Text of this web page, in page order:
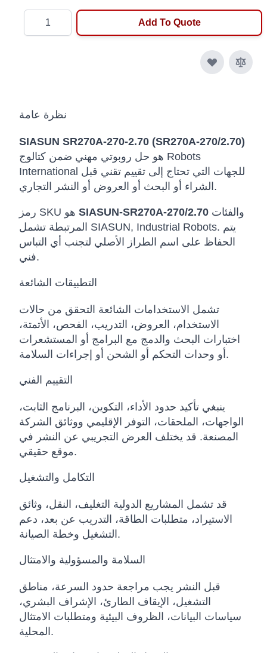
Add To Quote
نظرة عامة
SIASUN SR270A-270-2.70 (SR270A-270/2.70)
هو حل روبوتي مهني ضمن كتالوج Robots
International للجهات التي تحتاج إلى تقييم تقني قبل
الشراء أو البحث أو العروض أو النشر التجاري.
SIASUN-SR270A-270/2.70
المرتبطة تشمل SIASUN, Industrial Robots. يتم
الحفاظ على اسم الطراز الأصلي لتجنب أي التباس
فني.
التطبيقات الشائعة
تشمل الاستخدامات الشائعة التحقق من حالات
الاستخدام، العروض، التدريب، الفحص، الأتمتة،
اختبارات البحث والدمج مع البرامج أو المستشعرات
أو وحدات التحكم أو الشحن أو إجراءات السلامة.
التقييم الفني
ينبغي تأكيد حدود الأداء، التكوين، البرنامج الثابت،
الواجهات، الملحقات، التوفر الإقليمي ووثائق الشركة
المصنعة. قد يختلف العرض التجريبي عن النشر في
موقع حقيقي.
التكامل والتشغيل
قد تشمل المشاريع الدولية التغليف، النقل، وثائق
الاستيراد، متطلبات الطاقة، التدريب عن بعد، دعم
التشغيل وخطة الصيانة.
السلامة والمسؤولية والامتثال
قبل النشر يجب مراجعة حدود السرعة، مناطق
التشغيل، الإيقاف الطارئ، الإشراف البشري،
سياسات البيانات، الظروف البيئية ومتطلبات الامتثال
المحلية.